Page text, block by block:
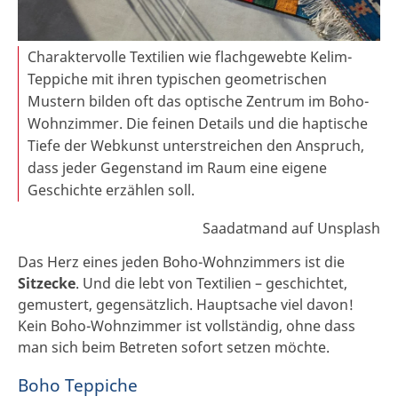
Charaktervolle Textilien wie flachgewebte Kelim-
Teppiche mit ihren typischen geometrischen
Mustern bilden oft das optische Zentrum im Boho-
Wohnzimmer. Die feinen Details und die haptische
Tiefe der Webkunst unterstreichen den Anspruch,
dass jeder Gegenstand im Raum eine eigene
Geschichte erzählen soll.
Saadatmand auf Unsplash
Das Herz eines jeden Boho-Wohnzimmers ist die
Sitzecke. Und die lebt von Textilien – geschichtet,
gemustert, gegensätzlich. Hauptsache viel davon!
Kein Boho-Wohnzimmer ist vollständig, ohne dass
man sich beim Betreten sofort setzen möchte.
Boho Teppiche